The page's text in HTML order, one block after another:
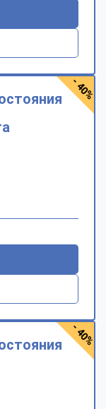
- 40%
- 40%